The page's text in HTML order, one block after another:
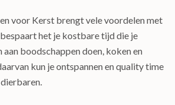
voor Kerst brengt vele voordelen met
het je kostbare tijd die je
aan boodschappen doen, koken en
kun je ontspannen en quality time